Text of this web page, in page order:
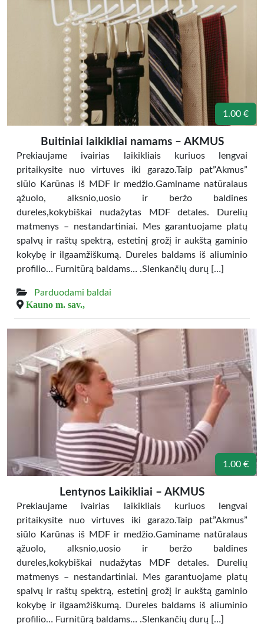
1.00 €
Buitiniai laikikliai namams – AKMUS
Prekiaujame ivairias laikikliais kuriuos lengvai
pritaikysite nuo virtuves iki garazo.Taip pat”Akmus”
siūlo Karūnas iš MDF ir medžio.Gaminame natūralaus
ąžuolo, alksnio,uosio ir beržo baldines
dureles,kokybiškai nudažytas MDF detales. Durelių
matmenys – nestandartiniai. Mes garantuojame platų
spalvų ir raštų spektrą, estetinį grožį ir aukštą gaminio
kokybę ir ilgaamžiškumą. Dureles baldams iš aliuminio
profilio… Furnitūrą baldams… .Slenkančių durų […]
Parduodami baldai
Kauno m. sav.,
1.00 €
Lentynos Laikikliai – AKMUS
Prekiaujame ivairias laikikliais kuriuos lengvai
pritaikysite nuo virtuves iki garazo.Taip pat”Akmus”
siūlo Karūnas iš MDF ir medžio.Gaminame natūralaus
ąžuolo, alksnio,uosio ir beržo baldines
dureles,kokybiškai nudažytas MDF detales. Durelių
matmenys – nestandartiniai. Mes garantuojame platų
spalvų ir raštų spektrą, estetinį grožį ir aukštą gaminio
kokybę ir ilgaamžiškumą. Dureles baldams iš aliuminio
profilio… Furnitūrą baldams… .Slenkančių durų […]